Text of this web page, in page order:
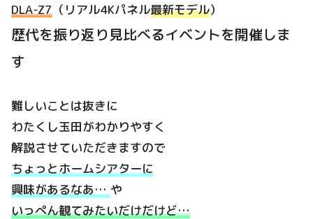
DLA-Z7 （リアル4Kパネル最新モデル）
歴代を振り返り見比べるイベントを開催しま
す
難しいことは抜きに
わたくし玉田がわかりやすく
解説させていただきますので
ちょっとホームシアターに
興味があるなあ…や
いっぺん観てみたいだけだけど…